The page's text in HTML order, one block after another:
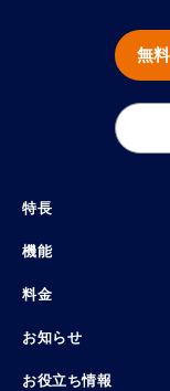
無
特長
機能
料金
お知らせ
お役立ち情報